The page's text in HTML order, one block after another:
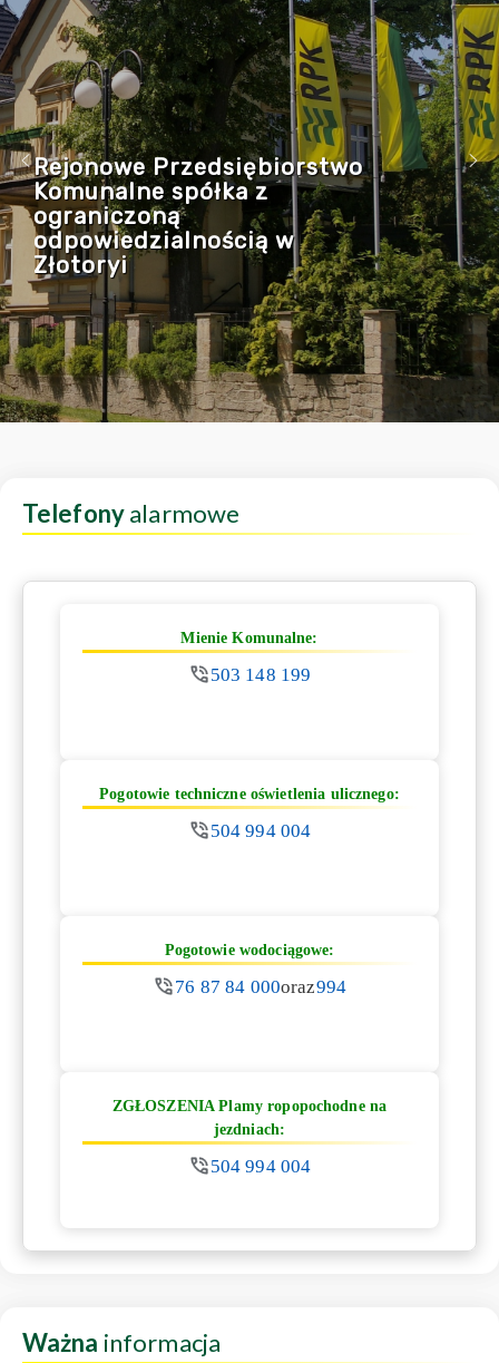
Rejonowe Przedsiębiorstwo
Komunalne spółka z
ograniczoną
odpowiedzialnością w
Złotoryi
Telefonyalarmowe
Mienie Komunalne:
503 148 199
Pogotowie techniczne oświetlenia ulicznego:
504 994 004
Pogotowie wodociągowe:
76 87 84 000oraz994
ZGŁOSZENIA Plamy ropopochodne na
jezdniach:
504 994 004
Ważna informacja